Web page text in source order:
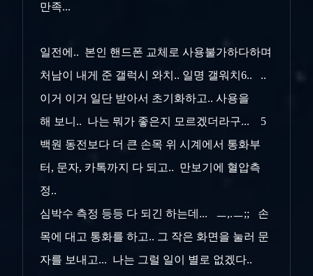
만족...
일전에.. 본인 핸드폰 교체로 사용불가하다하며
처남이 내게 준 갤럭시 와치.. 일명 갤워치6.. ..
이거 이거 일단 받아서 초기화하고.. 사용을
해 보니.. 나는 뭐가 좋은지 모르겠더라구... 5
백원 동전보다 더 큰 손목 위 시계에서 통화부
터, 문자, 카톡까지 다 되고.. 만보기에 혈압측
정..
심박수 측정 등등 다 되긴 하는데... ㅡ,.ㅡ;; 손
목에 대고 통화를 하고.. 그 작은 화면을 눌러 문
자를 보내고... 나는 그럴 일이 별로 없겠다..